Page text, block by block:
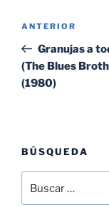
entradas
Entrada
anterior:
ANTERIOR
Granujas a
(The Blues
(1980)
BÚSQUEDA
por: